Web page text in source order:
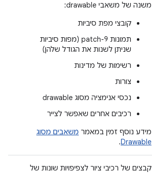
משנה של משאבי drawable:
קובצי מפת סיביות
תמונות 9-patch (מפות סיביות
שניתן לשנות את הגודל שלהן)
רשימות של מדינות
צורות
נכסי אנימציה מסוג drawable
רכיבים אחרים שאפשר לצייר
מידע נוסף זמין במאמר משאבים מסוג
Drawable
.
קבצים של רכיבי ציור לצפיפויות שונות של